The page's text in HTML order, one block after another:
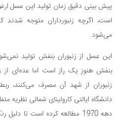
فال
مسابقه
پیش بینی دقیق زمان تولید این عسل
است، اگرچه زنبورداران متوجه شدند
می‌شود.
این عسل از زنبوران بنفش تولید
بنفش هنوز یک راز است اما عده‌ای از
زنبوران از شهد آن مصرف می‌کنند،
دانشگاه ایالتی کارولینای شمالی نظریه
دهه 1970 مطالعه کرده است تا